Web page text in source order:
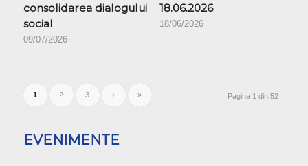
consolidarea dialogului
social
09/07/2026
18.06.2026
18/06/2026
Pagina 1 din 52
1 2 3 › »
EVENIMENTE